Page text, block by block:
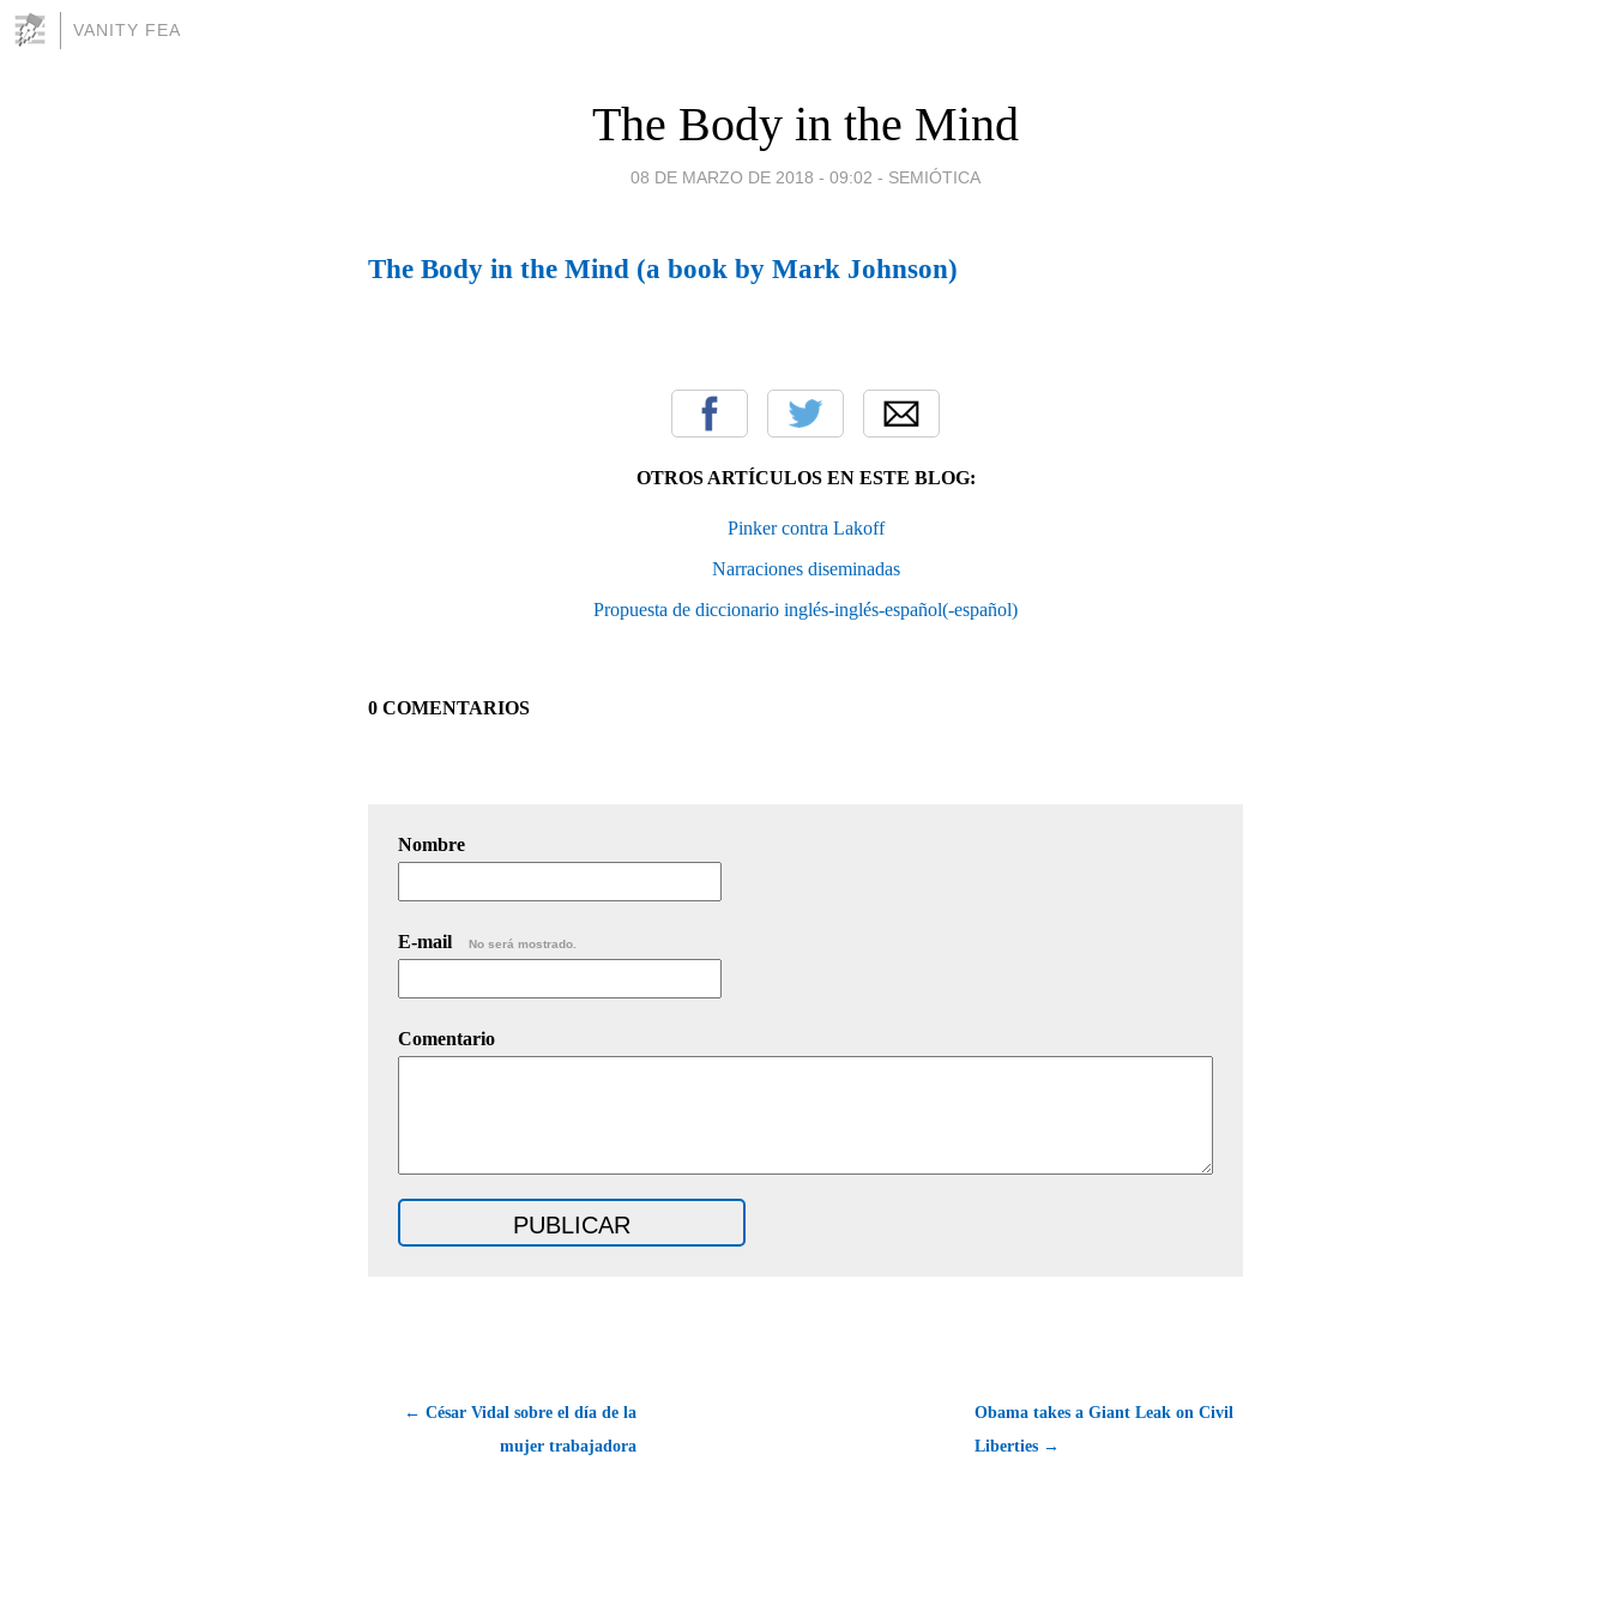
VANITY FEA
The Body in the Mind
08 DE MARZO DE 2018 - 09:02 - SEMIÓTICA
The Body in the Mind (a book by Mark Johnson)
OTROS ARTÍCULOS EN ESTE BLOG:
Pinker contra Lakoff
Narraciones diseminadas
Propuesta de diccionario inglés-inglés-español(-español)
0 COMENTARIOS
Nombre
E-mail No será mostrado.
Comentario
← César Vidal sobre el día de la
mujer trabajadora
Obama takes a Giant Leak on Civil
Liberties →